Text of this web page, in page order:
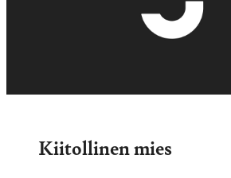
Kiitollinen mies